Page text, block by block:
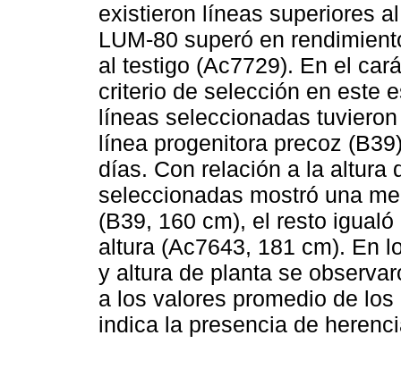
existieron líneas superiores
LUM-80 superó en
al testigo (Ac7729). En el
criterio de selección en este
líneas seleccionadas
línea progenitora precoz
días. Con relación a la altura
seleccionadas mostró una
(B39, 160 cm), el resto
altura (Ac7643, 181 cm). En
y altura de planta se
a los valores promedio de los
indica la presencia de